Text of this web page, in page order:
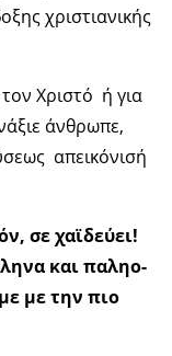
χριστιανικής
Χριστό ή για
άνθρωπε,
απεικόνισή
σε χαϊδεύει!
και παληο-
με την πιο